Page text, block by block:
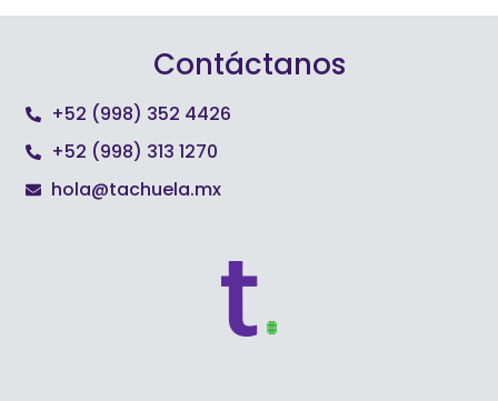
Contáctanos
+52 (998) 352 4426
+52 (998) 313 1270
hola@tachuela.mx